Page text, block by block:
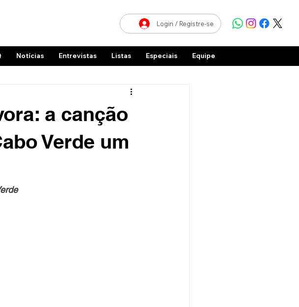
Login / Registre-se
Notícias Entrevistas Listas Especiais Equipe
a canção
Verde um